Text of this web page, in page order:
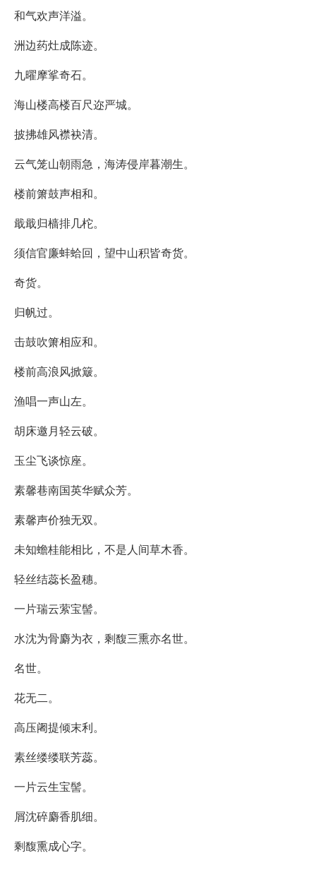
和气欢声洋溢。
洲边药灶成陈迹。
九曜摩挲奇石。
海山楼高楼百尺迩严城。
披拂雄风襟袂清。
云气笼山朝雨急，海涛侵岸暮潮生。
楼前箫鼓声相和。
戢戢归樯排几柁。
须信官廉蚌蛤回，望中山积皆奇货。
奇货。
归帆过。
击鼓吹箫相应和。
楼前高浪风掀簸。
渔唱一声山左。
胡床邀月轻云破。
玉尘飞谈惊座。
素馨巷南国英华赋众芳。
素馨声价独无双。
未知蟾桂能相比，不是人间草木香。
轻丝结蕊长盈穗。
一片瑞云萦宝髻。
水沈为骨麝为衣，剩馥三熏亦名世。
名世。
花无二。
高压阇提倾末利。
素丝缕缕联芳蕊。
一片云生宝髻。
屑沈碎麝香肌细。
剩馥熏成心字。